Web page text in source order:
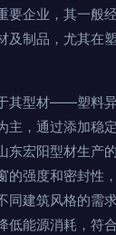
要企业，其一般
及制品，尤其在
其型材——塑料
主，通过添加稳
东宏阳型材生产
的强度和密封性
同建筑风格的需
低能源消耗，符